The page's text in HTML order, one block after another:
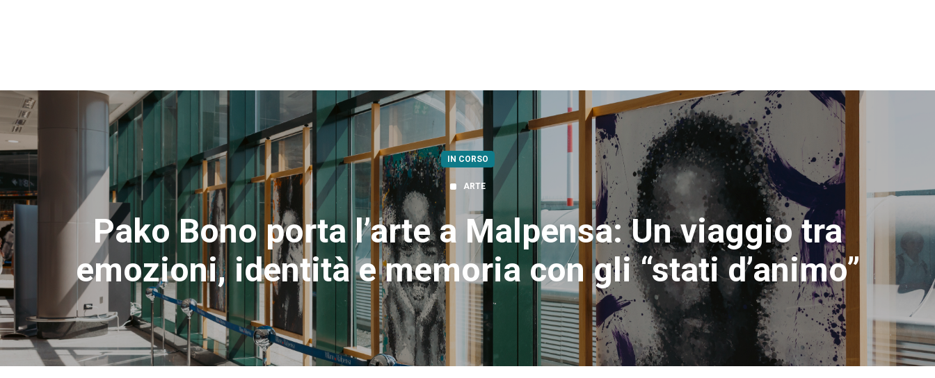
IN CORSO
ARTE
Pako Bono porta l’arte a Malpensa: Un viaggio tra
emozioni, identità e memoria con gli “stati d’animo”